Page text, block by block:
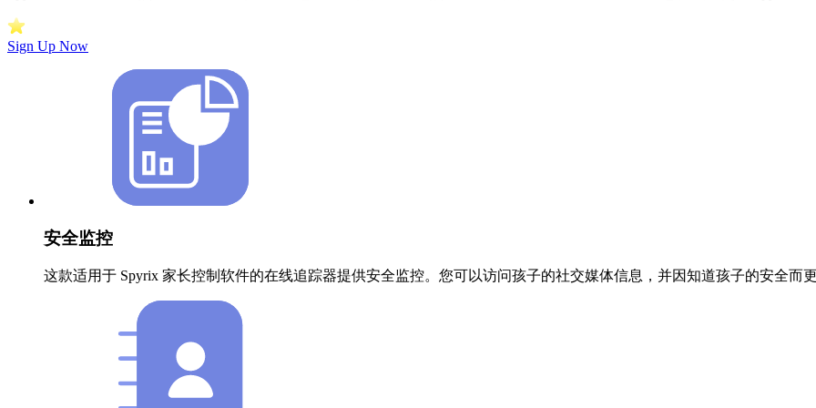
Sign Up Now
安全监控
这款适用于 Spyrix 家长控制软件的在线追踪器提供安全监控。您可以访问孩子的社交媒体信息，并因知道孩子的安全而更